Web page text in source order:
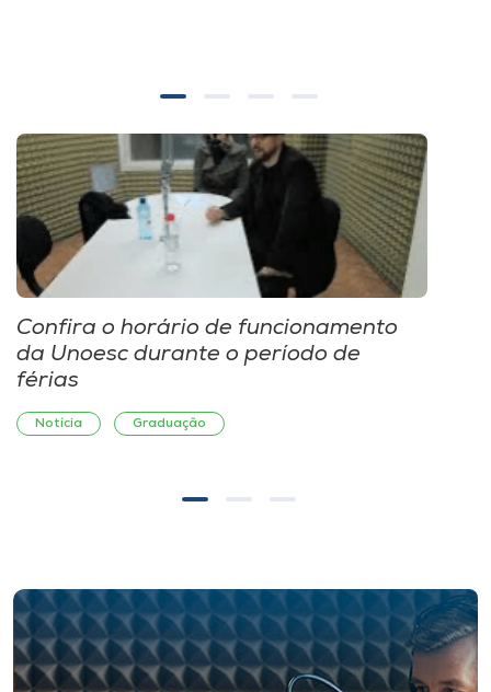
Confira o horário de funcionamento
da Unoesc durante o período de
férias
Notícia Graduação